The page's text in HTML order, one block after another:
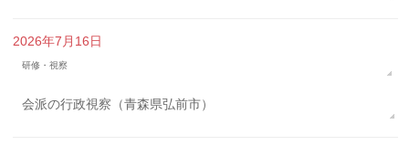
2026年7月16日
研修・視察
会派の行政視察（青森県弘前市）